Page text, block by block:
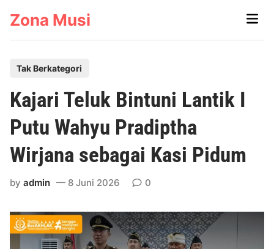
Zona Musi
Main
s
t
e
d
n
Tak Berkategori
Kajari Teluk Bintuni Lantik I
Putu Wahyu Pradiptha
Wirjana sebagai Kasi Pidum
byadmin 8 Juni 2026 0